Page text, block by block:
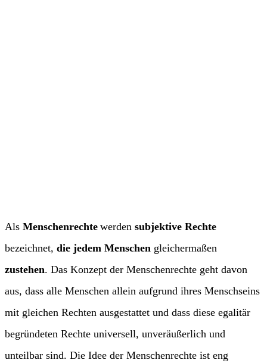
Als Menschenrechte werden subjektive Rechte
bezeichnet, die jedem Menschen gleichermaßen
zustehen. Das Konzept der Menschenrechte geht davon
aus, dass alle Menschen allein aufgrund ihres Menschseins
mit gleichen Rechten ausgestattet und dass diese egalitär
begründeten Rechte universell, unveräußerlich und
unteilbar sind. Die Idee der Menschenrechte ist eng